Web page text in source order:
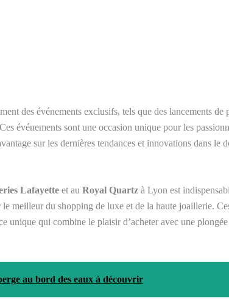
des événements exclusifs, tels que des lancements de
événements sont une occasion unique pour les
sur les dernières tendances et innovations dans le
Lafayette et au Royal Quartz à Lyon est
le meilleur du shopping de luxe et de la haute joaillerie.
unique qui combine le plaisir d’acheter avec une plongée
au bord des eaux à découvrir